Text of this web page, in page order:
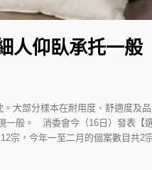
人仰臥承托一般
大部分樣本在耐用度、舒適度及
一般。 消委會今（16日）發表【
宗，今年一至二月的個案數目共2